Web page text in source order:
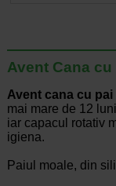
Avent Cana cu
Avent cana cu pai
mai mare de 12
iar capacul rotativ
igiena.
Paiul moale, din